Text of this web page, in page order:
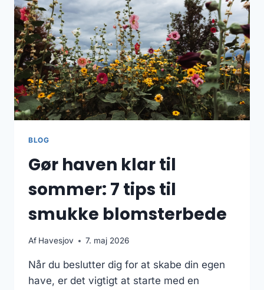
BLOG
Gør haven klar til
sommer: 7 tips til
smukke blomsterbede
Af Havesjov 7. maj 2026
Når du beslutter dig for at skabe din egen
have, er det vigtigt at starte med en